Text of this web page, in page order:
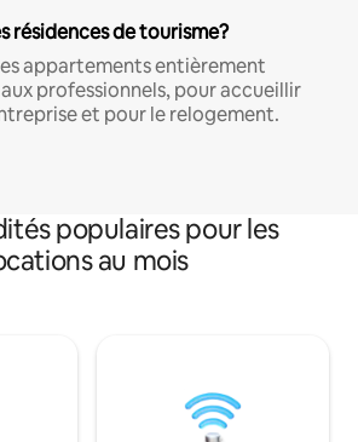
résidences de tourisme?
appartements entièrement
professionnels, pour accueillir
et pour le relogement.
populaires pour les
au mois